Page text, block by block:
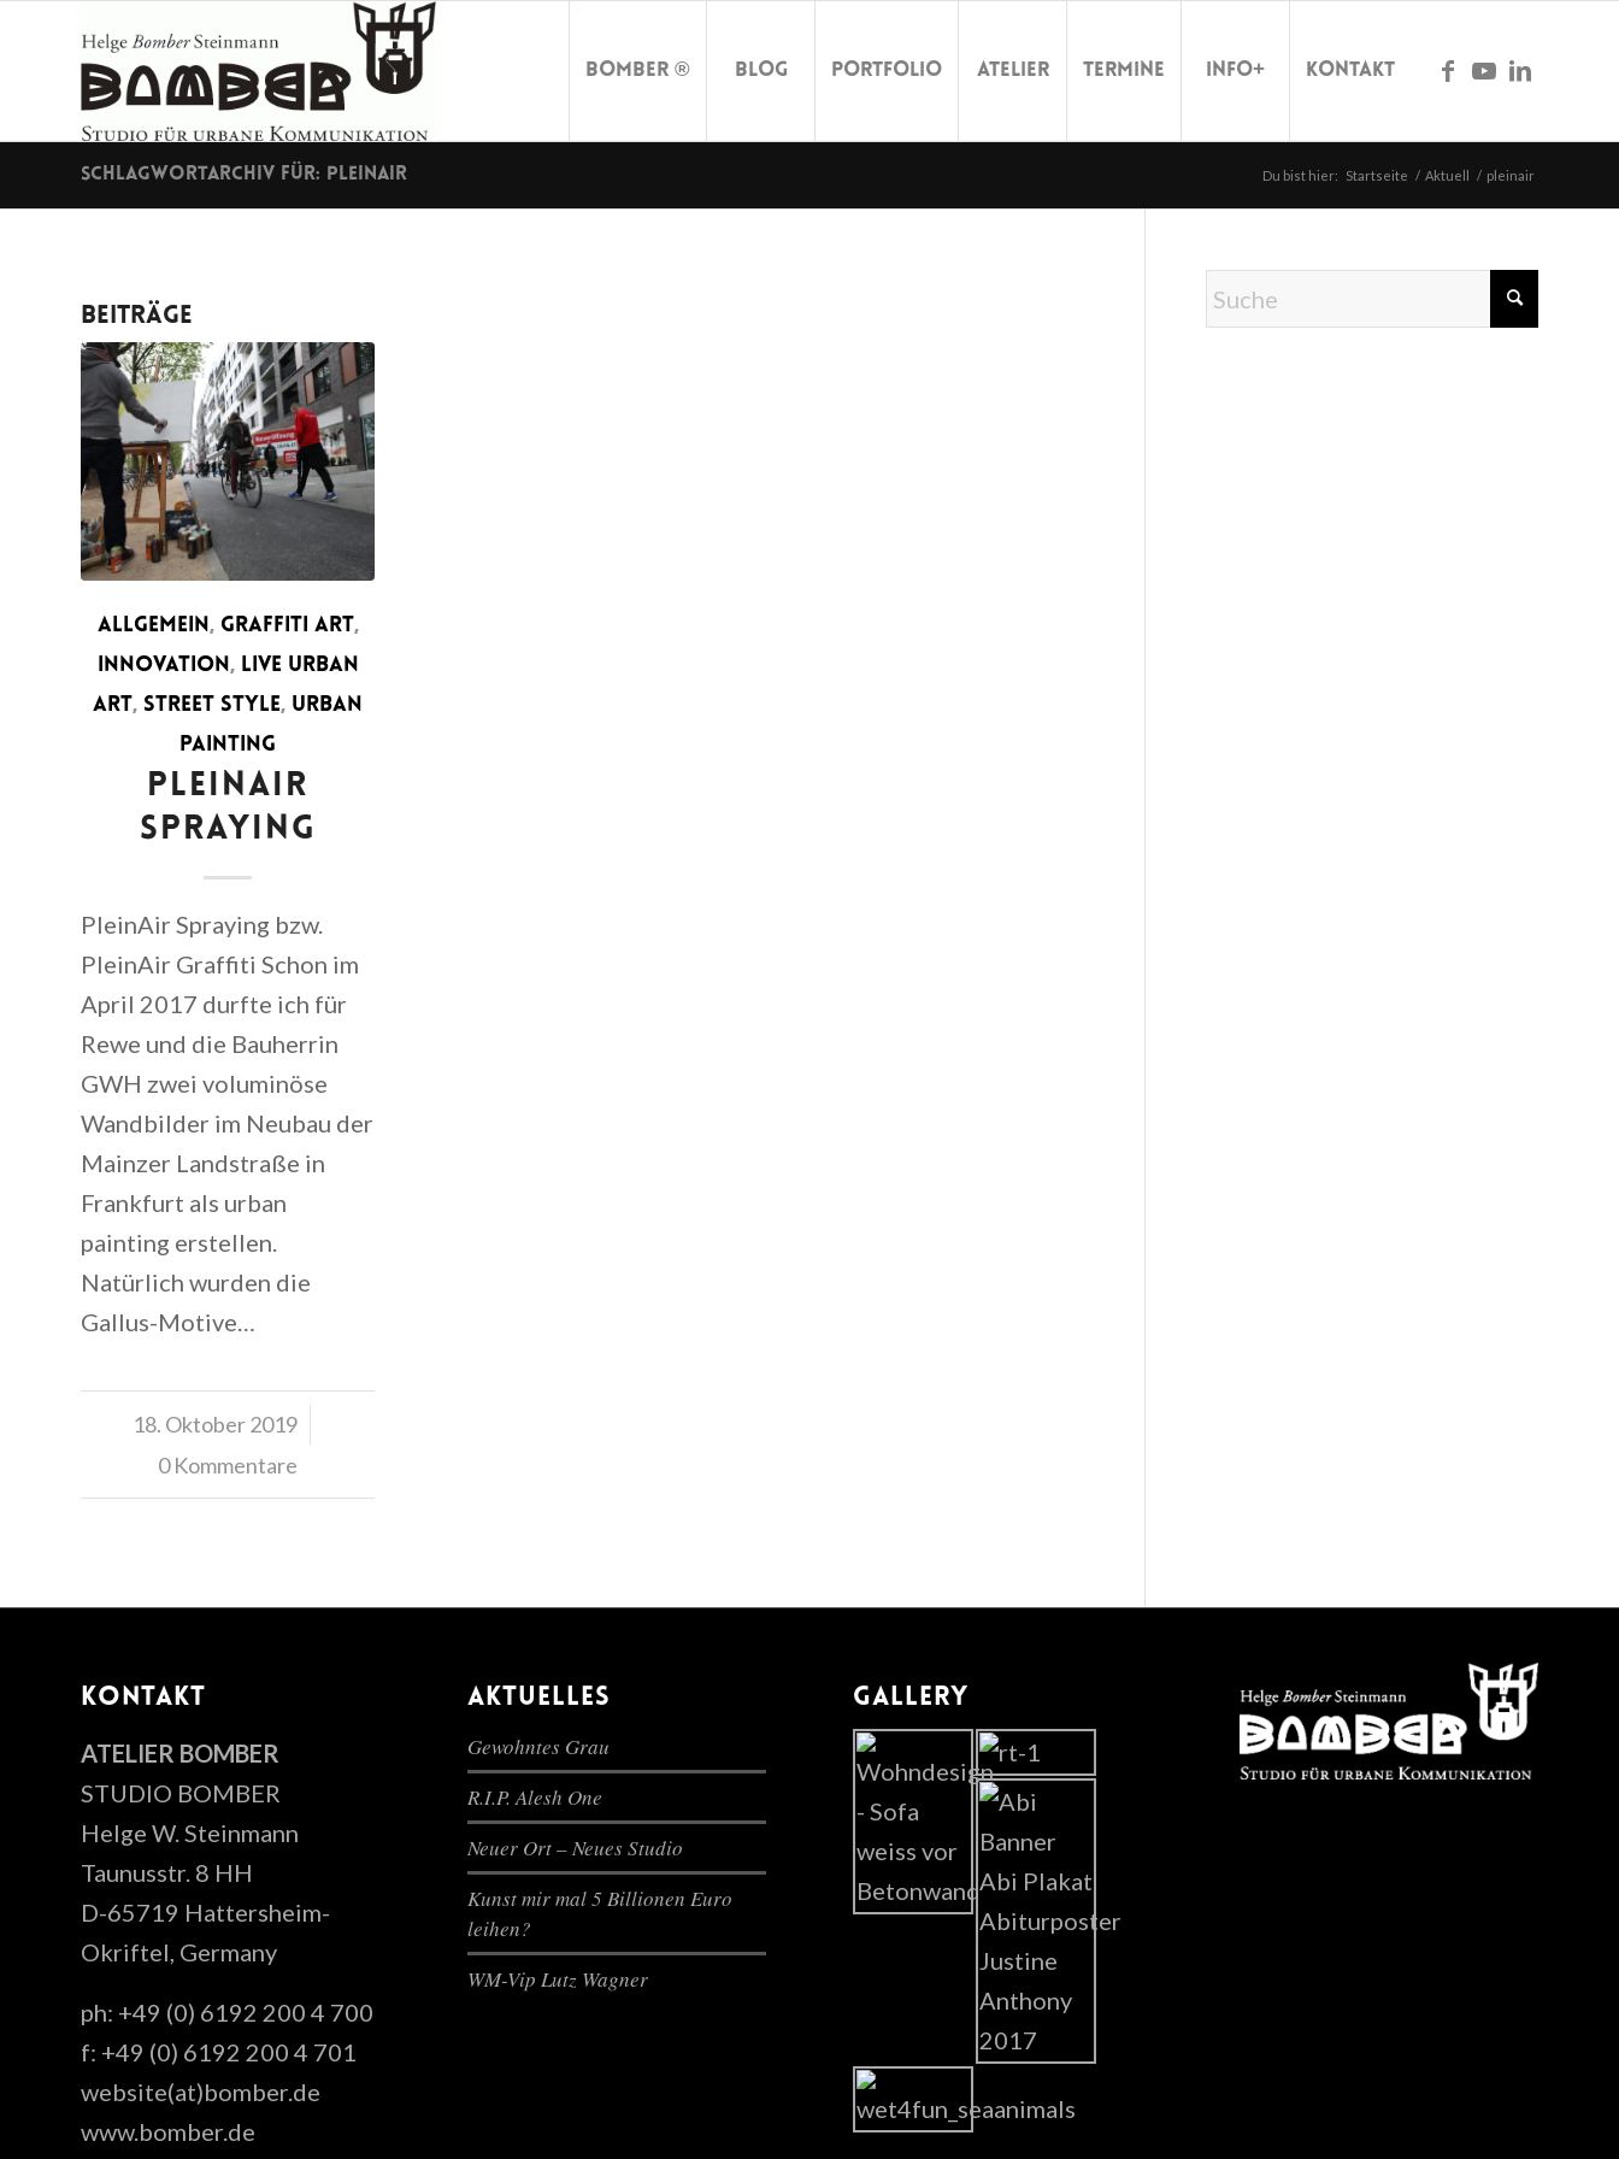
Bomber ® Blog Portfolio Atelier Termine Info+ Kontakt
Schlagwortarchiv für: pleinair Du bist hier: Startseite / Aktuell / pleinair
Beiträge
ALLGEMEIN, GRAFFITI ART,
INNOVATION, LIVE URBAN
ART, STREET STYLE, URBAN
PAINTING
PLEINAIR
SPRAYING
PleinAir Spraying bzw.
PleinAir Graffiti Schon im
April 2017 durfte ich für
Rewe und die Bauherrin
GWH zwei voluminöse
Wandbilder im Neubau der
Mainzer Landstraße in
Frankfurt als urban
painting erstellen.
Natürlich wurden die
Gallus-Motive…
18. Oktober 2019
/
0 Kommentare
KONTAKT
ATELIER BOMBER
STUDIO BOMBER
Helge W. Steinmann
Taunusstr. 8 HH
D-65719 Hattersheim-
Okriftel, Germany
ph: +49 (0) 6192 200 4 700
f: +49 (0) 6192 200 4 701
website(at)bomber.de
www.bomber.de
AKTUELLES
Gewohntes Grau
R.I.P. Alesh One
Neuer Ort – Neues Studio
Kunst mir mal 5 Billionen Euro
leihen?
WM-Vip Lutz Wagner
GALLERY